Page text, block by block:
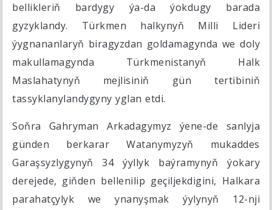
bellikleriň bardygy ýa-da ýokdugy barada
gyzyklandy. Türkmen halkynyň Milli Lideri
ýygnananlaryň biragyzdan goldamagynda we doly
makullamagynda Türkmenistanyň Halk
Maslahatynyň mejlisiniň gün tertibiniň
tassyklanylandygyny yglan etdi.
Soňra Gahryman Arkadagymyz ýene-de sanlyja
günden berkarar Watanymyzyň mukaddes
Garaşsyzlygynyň 34 ýyllyk baýramynyň ýokary
derejede, giňden bellenilip geçiljekdigini, Halkara
parahatçylyk we ynanyşmak ýylynyň 12-nji